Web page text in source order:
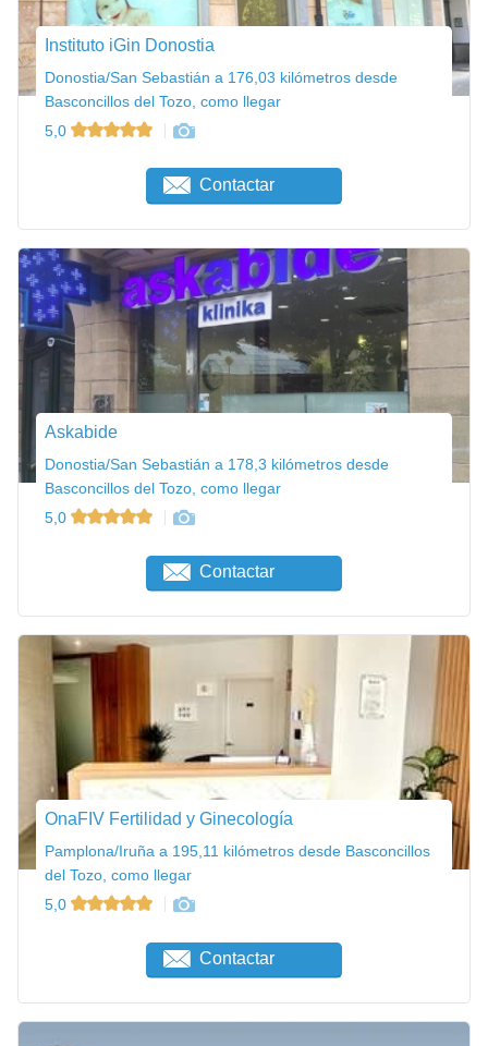
Instituto iGin Donostia
Donostia/San Sebastián a 176,03 kilómetros desde
Basconcillos del Tozo, como llegar
5,0
Contactar
Askabide
Donostia/San Sebastián a 178,3 kilómetros desde
Basconcillos del Tozo, como llegar
5,0
Contactar
OnaFIV Fertilidad y Ginecología
Pamplona/Iruña a 195,11 kilómetros desde Basconcillos
del Tozo, como llegar
5,0
Contactar